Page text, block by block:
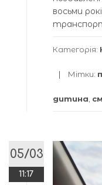
восьми
Категорія:
Мітки:
дитина,
05/03
11:17